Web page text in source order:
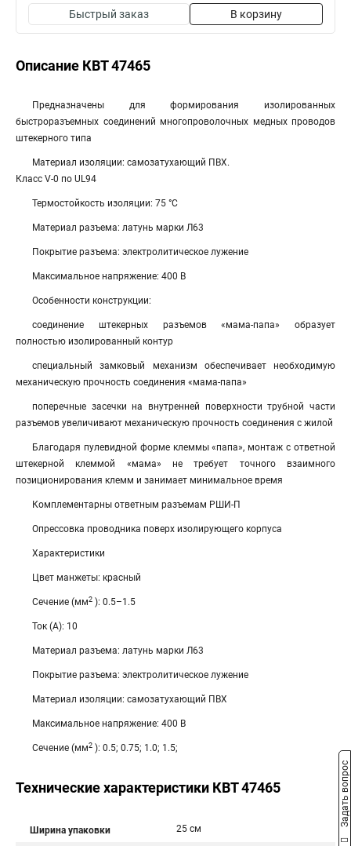
Быстрый заказ В корзину
Описание КВТ 47465
Предназначены для формирования изолированных
быстроразъемных соединений многопроволочных медных проводов
штекерного типа
Материал изоляции: самозатухающий ПВХ.
Класс V-0 по UL94
Термостойкость изоляции: 75 °C
Материал разъема: латунь марки Л63
Покрытие разъема: электролитическое лужение
Максимальное напряжение: 400 В
Особенности конструкции:
соединение штекерных разъемов «мама-папа» образует
полностью изолированный контур
специальный замковый механизм обеспечивает необходимую
механическую прочность соединения «мама-папа»
поперечные засечки на внутренней поверхности трубной части
разъемов увеличивают механическую прочность соединения с жилой
Благодаря пулевидной форме клеммы «папа», монтаж с ответной
штекерной клеммой «мама» не требует точного взаимного
позиционирования клемм и занимает минимальное время
Комплементарны ответным разъемам РШИ-П
Опрессовка проводника поверх изолирующего корпуса
Характеристики
Цвет манжеты: красный
Сечение (мм2 ): 0.5–1.5
Ток (А): 10
Материал разъема: латунь марки Л63
Покрытие разъема: электролитическое лужение
Материал изоляции: самозатухающий ПВХ
Максимальное напряжение: 400 В
Сечение (мм2 ): 0.5; 0.75; 1.0; 1.5;
Технические характеристики КВТ 47465
Ширина упаковки 25 см Задать вопрос